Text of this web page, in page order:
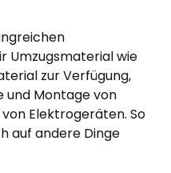
Umzugsmaterial wie
zur Verfügung,
und Montage von
Elektrogeräten. So
auf andere Dinge